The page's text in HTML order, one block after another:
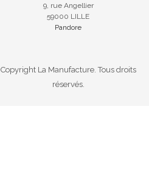
9, rue Angellier
59000 LILLE
Pandore
Copyright La Manufacture. Tous droits
réservés.